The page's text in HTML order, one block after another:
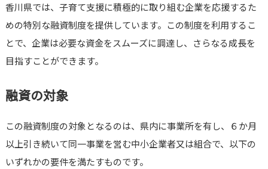
香川県では、子育て支援に積極的に取り組む企業を応援するた
めの特別な融資制度を提供しています。この制度を利用するこ
とで、企業は必要な資金をスムーズに調達し、さらなる成長を
目指すことができます。
融資の対象
この融資制度の対象となるのは、県内に事業所を有し、６か月
以上引き続いて同一事業を営む中小企業者又は組合で、以下の
いずれかの要件を満たすものです。